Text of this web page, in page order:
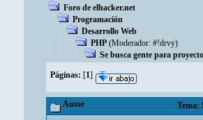
Foro de elhacker.net
Programación
Desarrollo Web
PHP (Moderador: #!drvy)
Se busca gente para proyecto
Páginas: [1]
Autor Tema: